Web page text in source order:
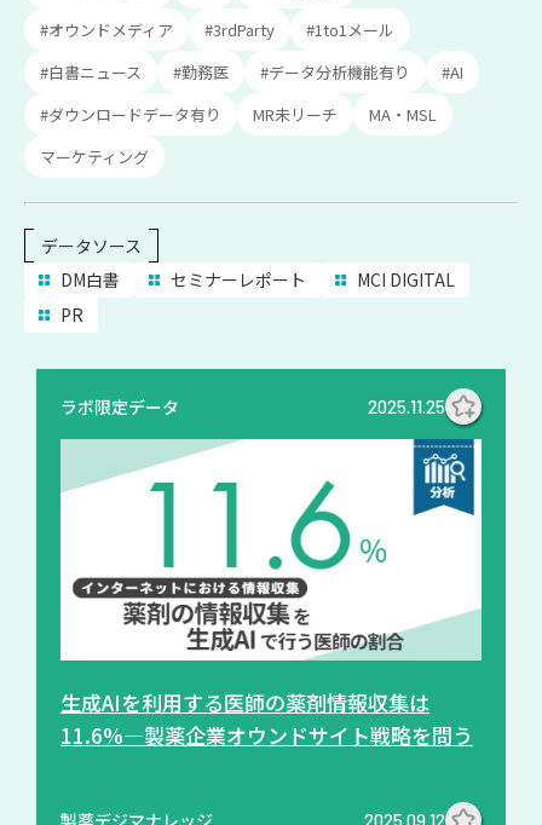
#オウンドメディア
#3rdParty
#1to1メール
#白書ニュース
#勤務医 #データ分析機能有り
#AI
#ダウンロードデータ有り
MR未リーチ
MA・MSL
マーケティング
データソース
DM白書
セミナーレポート
MCI DIGITAL
PR
ラボ限定データ 2025.11.25
生成AIを利用する医師の薬剤情報収集は
11.6%―製薬企業オウンドサイト戦略を問う
製薬デジマナレッジ 2025.09.12